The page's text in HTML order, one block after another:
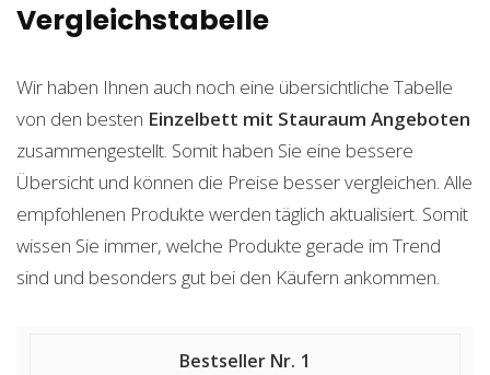
Vergleichstabelle
Wir haben Ihnen auch noch eine übersichtliche Tabelle
von den besten Einzelbett mit Stauraum Angeboten
zusammengestellt. Somit haben Sie eine bessere
Übersicht und können die Preise besser vergleichen. Alle
empfohlenen Produkte werden täglich aktualisiert. Somit
wissen Sie immer, welche Produkte gerade im Trend
sind und besonders gut bei den Käufern ankommen.
1